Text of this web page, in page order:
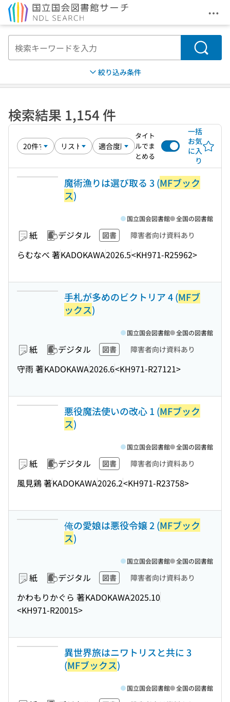
メ
検索
絞り込み条件
検索結果 1,154 件
タイト
ルでま
とめる
一括
お気
に入
り
魔術漁りは選び取る 3 (MFブック
ス)
紙 デジタル 図書 障害者向け資料あり
らむなべ 著KADOKAWA2026.5<KH971-R25962>
国立国会図書館 全国の図書館
手札が多めのビクトリア 4 (MFブ
ックス)
紙 デジタル 図書 障害者向け資料あり
守雨 著KADOKAWA2026.6<KH971-R27121>
国立国会図書館 全国の図書館
悪役魔法使いの改心 1 (MFブック
ス)
紙 デジタル 図書 障害者向け資料あり
風見鶏 著KADOKAWA2026.2<KH971-R23758>
国立国会図書館 全国の図書館
俺の愛娘は悪役令嬢 2 (MFブック
ス)
紙 デジタル 図書 障害者向け資料あり
かわもりかぐら 著KADOKAWA2025.10
<KH971-R20015>
国立国会図書館 全国の図書館
異世界旅はニワトリスと共に 3
(MFブックス)
国立国会図書館 全国の図書館